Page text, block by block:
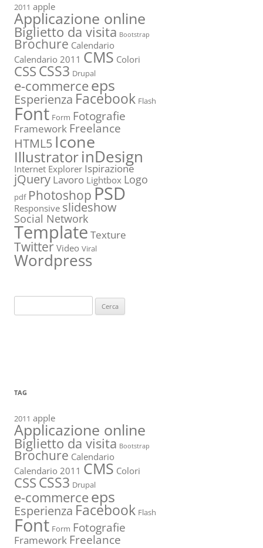
2011 apple
Applicazione online
Biglietto da visita Bootstrap
Brochure Calendario
Calendario 2011 CMS Colori
CSSCSS3 Drupal
e-commerceeps
Esperienza Facebook Flash
Font Form Fotografie
Framework Freelance
HTML5 Icone
IllustratorinDesign
Internet Explorer Ispirazione
jQuery Lavoro Lightbox Logo
pdf PhotoshopPSD
Responsive slideshow
Social Network
Template Texture
TwitterVideo Viral
Wordpress
per:
TAG
2011 apple
Applicazione online
Biglietto da visita Bootstrap
Brochure Calendario
Calendario 2011 CMS Colori
CSSCSS3 Drupal
e-commerceeps
Esperienza Facebook Flash
Font Form Fotografie
Framework Freelance